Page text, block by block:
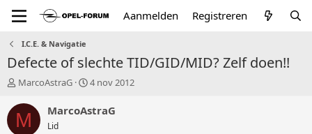
Aanmelden Registreren
I.C.E. & Navigatie
Defecte of slechte TID/GID/MID? Zelf doen!!
T
p
i
MarcoAstraG
S
a
4 nov 2012
M MarcoAstraG
Lid